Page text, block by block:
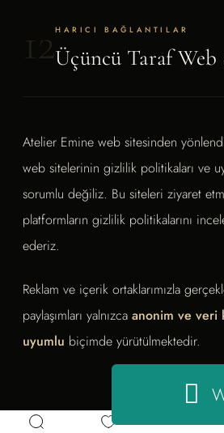
12HARICI BAĞLANTILAR
Üçüncü Taraf
Atelier Emine web sitesinden
web sitelerinin gizlilik politikaları ve
sorumlu değiliz. Bu siteleri ziyaret
platformların gizlilik politikalarını
ederiz.
Reklam ve içerik ortaklarımızla
paylaşımları yalnızcaanonim ve veri
uyumlu biçimde yürütülmektedir.